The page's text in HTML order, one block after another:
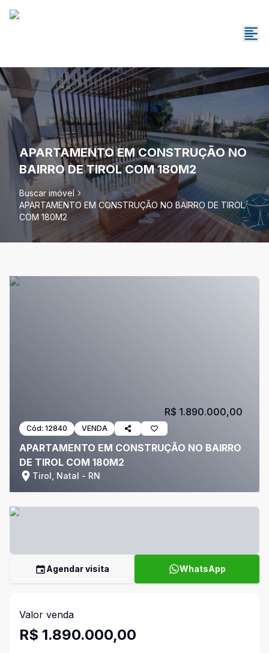
APARTAMENTO EM CONSTRUÇÃO NO
BAIRRO DE TIROL COM 180M2
Buscar imóvel
APARTAMENTO EM CONSTRUÇÃO NO BAIRRO DE TIROL
COM 180M2
Cód: 12840 VENDA
APARTAMENTO EM CONSTRUÇÃO NO BAIRRO
DE TIROL COM 180M2
Tirol, Natal - RN
R$ 1.890.000,00
Agendar visita WhatsApp
Valor venda
R$ 1.890.000,00